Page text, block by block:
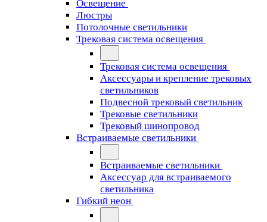
Освещение
Люстры
Потолочные светильники
Трековая система освещения
Трековая система освещения
Аксессуары и крепление трековых
светильников
Подвесной трековый светильник
Трековые светильники
Трековый шинопровод
Встраиваемые светильники
Встраиваемые светильники
Аксессуар для встраиваемого
светильника
Гибкий неон